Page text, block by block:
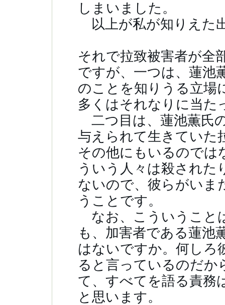
しまいました。
以上が私が知りえた
それで拉致被害者が全
ですが、一つは、蓮池
のことを知りうる立場
多くはそれなりに当た
二つ目は、蓮池薫氏
与えられて生きていた
その他にもいるのでは
ういう人々は殺された
ないので、彼らがいま
うことです。
なお、こういうこと
も、加害者である蓮池
はないですか。何しろ
ると言っているのだか
て、すべてを語る責務
と思います。